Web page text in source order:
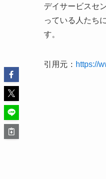
デイサービスセ
っている人たち
す。
引用元： https://